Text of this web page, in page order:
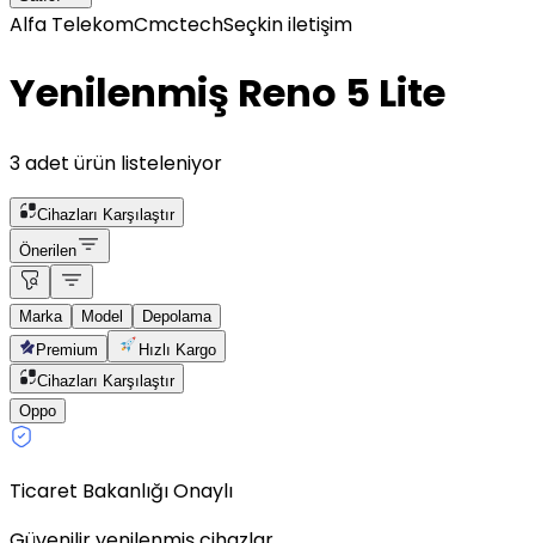
Alfa TelekomCmctechSeçkin iletişim
Yenilenmiş Reno 5 Lite
3 adet ürün listeleniyor
Cihazları Karşılaştır
Önerilen
Marka Model
Depolama
Premium
Hızlı Kargo
Cihazları Karşılaştır
Oppo
Ticaret Bakanlığı Onaylı